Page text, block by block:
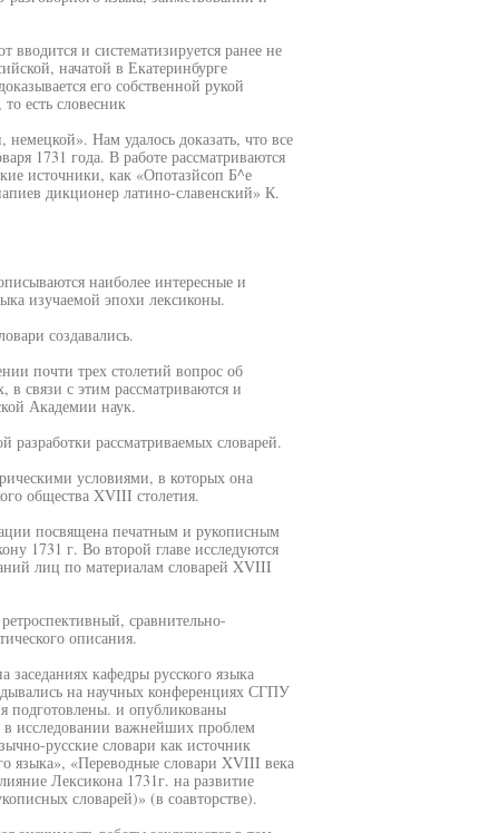
и систематизируется ранее не
начатой в Екатеринбурге
его собственной рукой
есть словесник
Нам удалось доказать, что все
1731 года. В работе рассматриваются
источники, как «Опотазйсоп Б^е
дикционер латино-славенский» К.
наиболее интересные и
изучаемой эпохи лексиконы.
создавались.
почти трех столетий вопрос об
в связи с этим рассматриваются и
Академии наук.
рассматриваемых словарей.
условиями, в которых она
общества XVIII столетия.
посвящена печатным и рукописным
1731 г. Во второй главе исследуются
лиц по материалам словарей XVIII
сравнительно-
описания.
кафедры русского языка
на научных конференциях СГПУ
подготовлены. и опубликованы
исследовании важнейших проблем
русские словари как источник
языка», «Переводные словари XVIII века
Лексикона 1731г. на развитие
словарей)» (в соавторстве).